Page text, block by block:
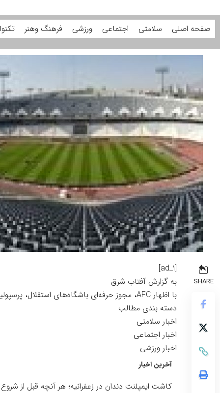
صفحه اصلی سلامتی اجتماعی ورزشی فرهنگ وهنر
SHARE
[ad_1]
به گزارش آفتاب شرق
با اظهار AFC، مجوز حرفه‌ای باشگاه‌های استقلال، پرسپولیس، تراکتور، سپاهان، فولاد، آلومینیوم و گل‌گهر تایید شد.
دسته بندی مطالب
اخبار سلامتی
اخبار اجتماعی
اخبار ورزشی
آخرین اخبار
کاشت ایمپلنت دندان در زعفرانیه؛ هر آنچه قبل از شروع